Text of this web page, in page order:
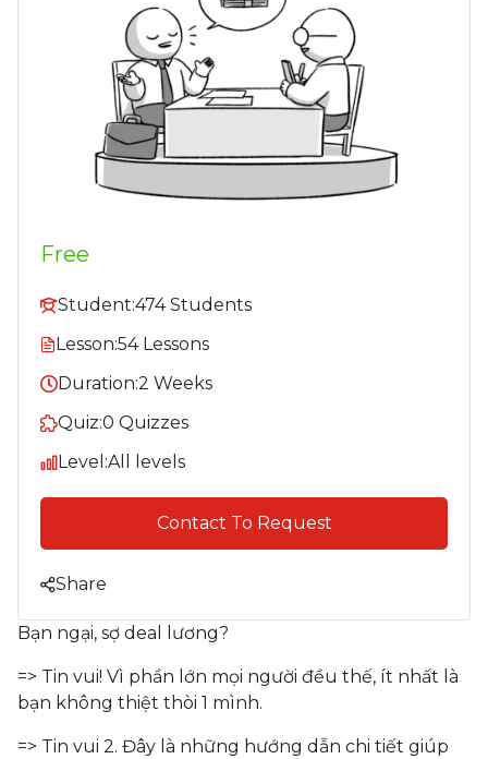
Bạn ngại, sợ deal lương?
=> Tin vui! Vì phần lớn mọi người đều thế, ít nhất là
bạn không thiệt thòi 1 mình.
=> Tin vui 2. Đây là những hướng dẫn chi tiết giúp
Free
Student:474 Students
Lesson:54 Lessons
Duration:2 Weeks
Quiz:0 Quizzes
Level:All levels
Contact To Request
Share